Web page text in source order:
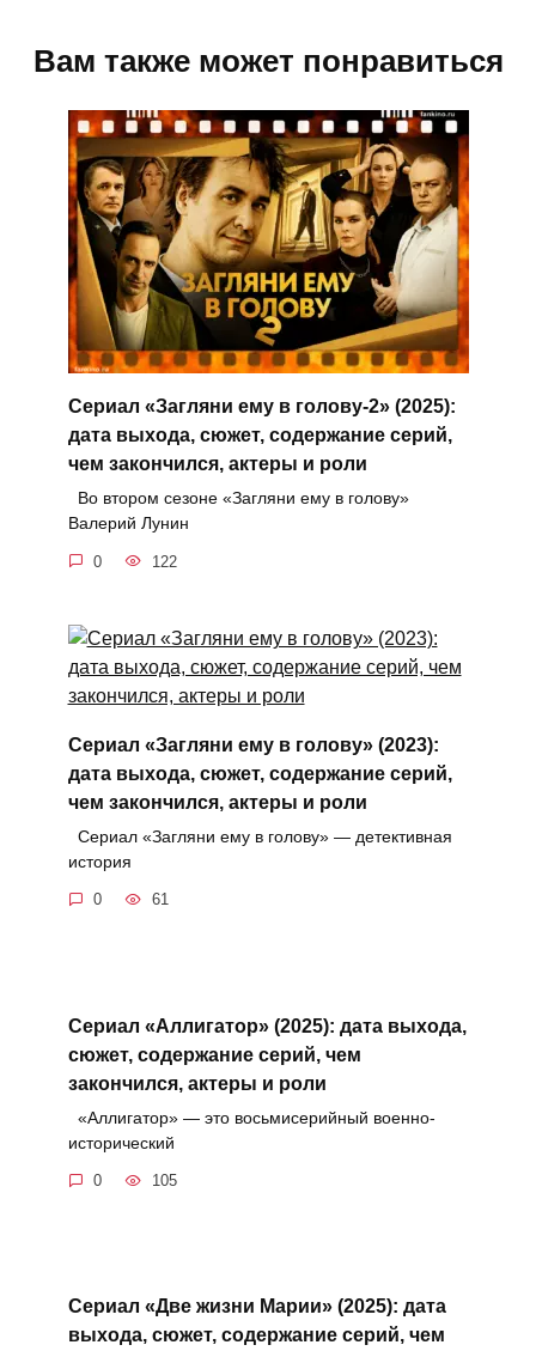
Вам также может понравиться
Сериал «Загляни ему в голову-2» (2025):
дата выхода, сюжет, содержание серий,
чем закончился, актеры и роли
Во втором сезоне «Загляни ему в голову»
Валерий Лунин
0 122
Сериал «Загляни ему в голову» (2023):
дата выхода, сюжет, содержание серий,
чем закончился, актеры и роли
Сериал «Загляни ему в голову» — детективная
история
0 61
Сериал «Аллигатор» (2025): дата выхода,
сюжет, содержание серий, чем
закончился, актеры и роли
«Аллигатор» — это восьмисерийный военно-
исторический
0 105
Сериал «Две жизни Марии» (2025): дата
выхода, сюжет, содержание серий, чем